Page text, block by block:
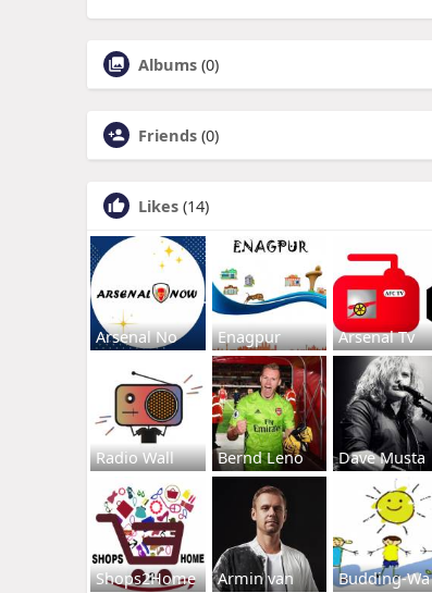
Albums (0)
Friends (0)
Likes (14)
Arsenal No Enagpur Arsenal Tv
Radio Wall Bernd Leno Dave Musta
Shops2Home Armin van Budding-Wa